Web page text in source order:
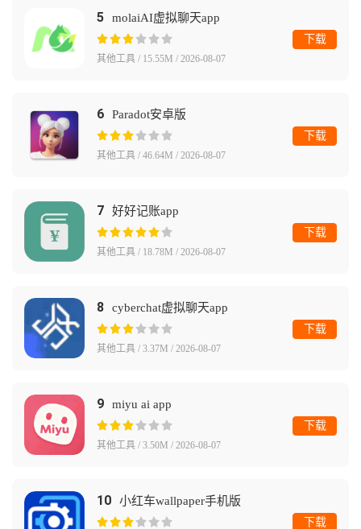
5 molaiAI虚拟聊天app
其他工具 / 15.55M / 2026-08-07
下载
6 Paradot安卓版
其他工具 / 46.64M / 2026-08-07
下载
7 好好记账app
其他工具 / 18.78M / 2026-08-07
下载
8 cyberchat虚拟聊天app
其他工具 / 3.37M / 2026-08-07
下载
9 miyu ai app
其他工具 / 3.50M / 2026-08-07
下载
10 小红车wallpaper手机版
下载